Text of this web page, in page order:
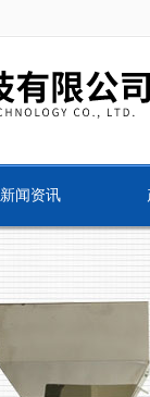
新闻资讯